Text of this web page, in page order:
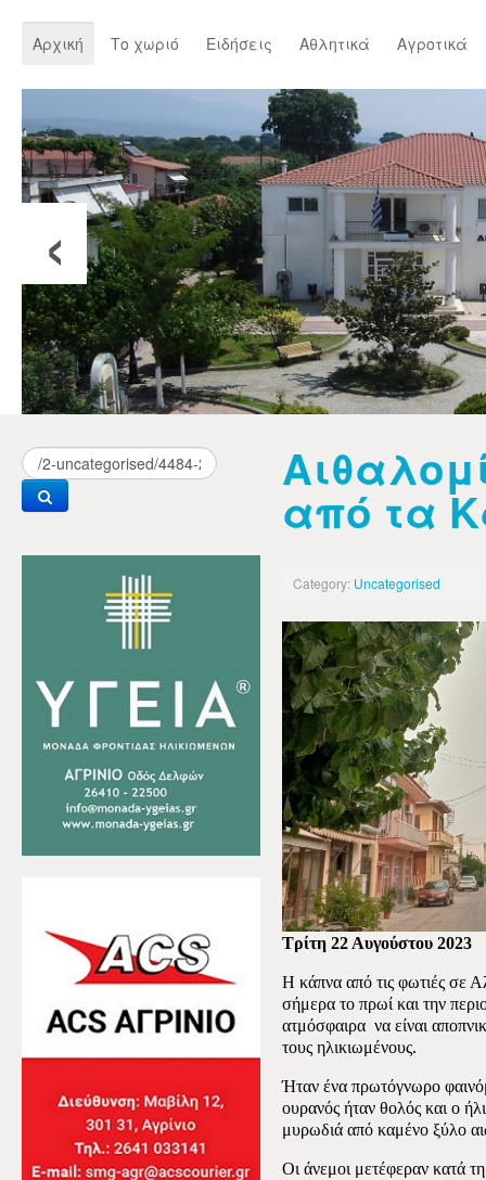
Αρχική Το χωριό Ειδήσεις Αθλητικά Αγροτικά
‹
από τα
Category: Uncategorised
Τρίτη 22 Αυγούστου 2023
Η κάπνα από τις φωτιές σε
σήμερα το πρωί και την
ατμόσφαιρα να είναι
τους ηλικιωμένους.
Ήταν ένα πρωτόγνωρο
ουρανός ήταν θολός και ο
μυρωδιά από καμένο ξύλο
Οι άνεμοι μετέφεραν κατά